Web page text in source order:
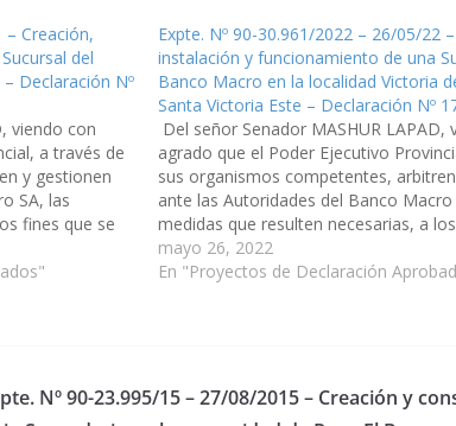
– Creación,
del
Declaración Nº
viendo con
a través de
y gestionen
SA, las
fines que se
de
Expte. Nº 90-30.961/2022 – 26/05/22
instalación y funcionamiento de una
Banco Macro en la localidad Victoria
Santa Victoria Este – Declaración Nº
Del señor Senador MASHUR LAPAD,
agrado que el Poder Ejecutivo
sus organismos competentes,
ante las Autoridades del Banco Macro
medidas que resulten necesarias, a
disponga la creación, instalación y
una Sucursal del Banco Macro…
mayo 26, 2022
En "Proyectos de Declaración
Nº 90-23.995/15 – 27/08/2015 – Creación y